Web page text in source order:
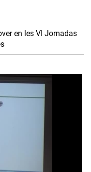
en les VI Jornadas